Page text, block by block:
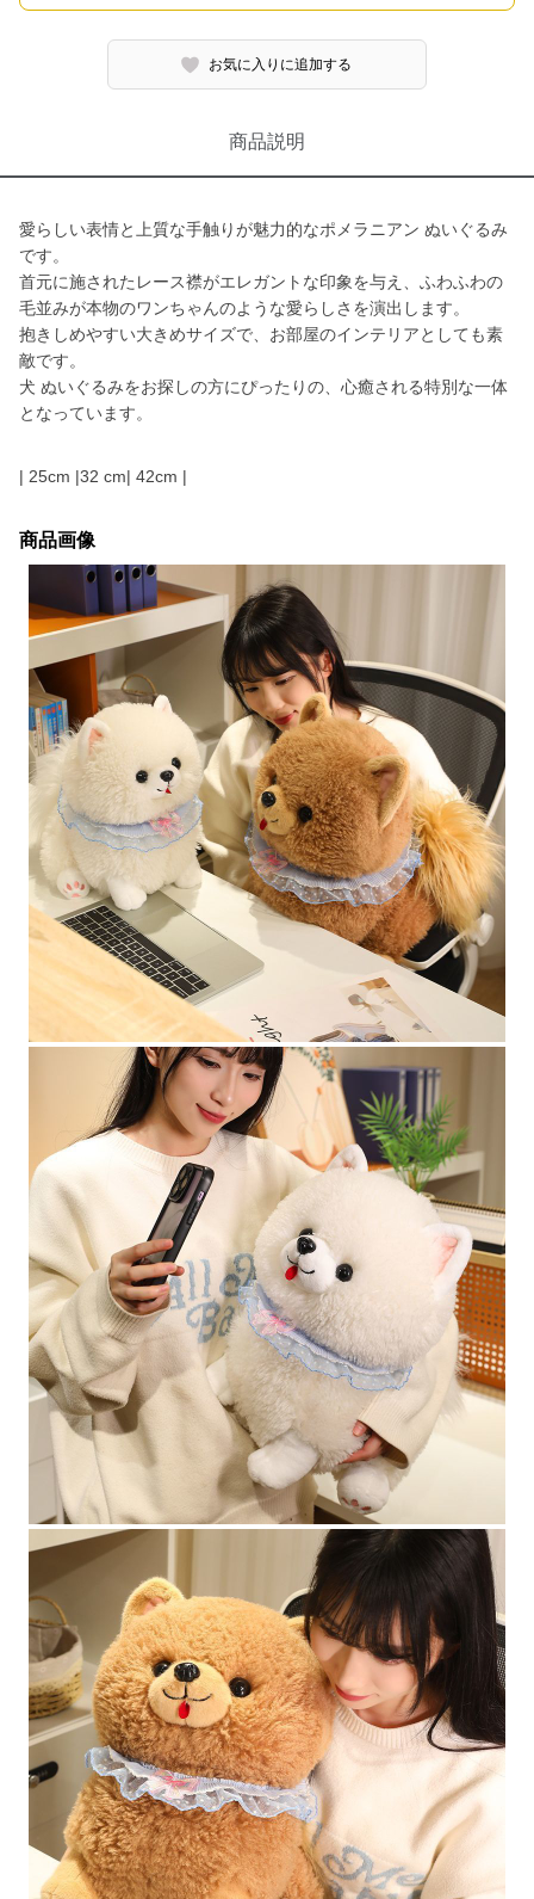
お気に入りに追加する
商品説明
愛らしい表情と上質な手触りが魅力的なポメラニアン ぬいぐるみ
です。
首元に施されたレース襟がエレガントな印象を与え、ふわふわの
毛並みが本物のワンちゃんのような愛らしさを演出します。
抱きしめやすい大きめサイズで、お部屋のインテリアとしても素
敵です。
犬 ぬいぐるみをお探しの方にぴったりの、心癒される特別な一体
となっています。
| 25cm |32 cm| 42cm |
商品画像